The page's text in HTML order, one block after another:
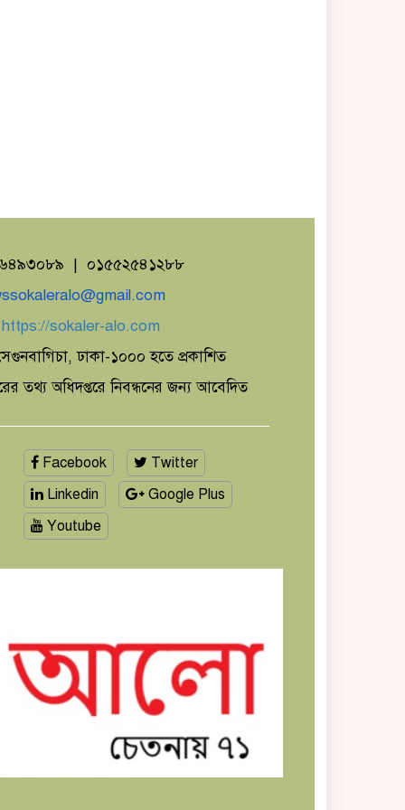
| ০১৫৫২৫৪১২৮৮
https://sokaler-alo.com
ঢাকা-১০০০ হতে প্রকাশিত
তথ্য অধিদপ্তরে নিবন্ধনের জন্য আবেদিত
Facebook
Twitter
Linkedin
Google Plus
Youtube